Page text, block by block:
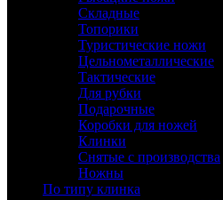
Складные
Топорики
Туристические ножи
Цельнометаллические
Тактические
Для рубки
Подарочные
Коробки для ножей
Клинки
Снятые с производства
Ножны
По типу клинка